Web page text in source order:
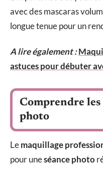
avec des mascaras
longue tenue pour un
A lire également :
astuces pour débuter
Comprendre les
photo
Lemaquillage
pour uneséance photo